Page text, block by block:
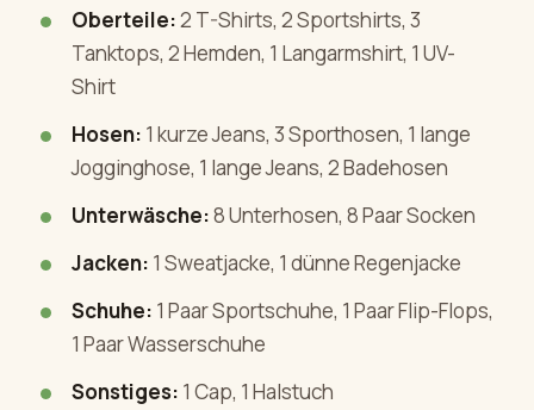
Oberteile:2 T-Shirts, 2 Sportshirts, 3
Tanktops, 2 Hemden, 1 Langarmshirt, 1 UV-
Shirt
Hosen: 1 kurze Jeans, 3 Sporthosen, 1 lange
Jogginghose, 1 lange Jeans, 2 Badehosen
Unterwäsche:8 Unterhosen, 8 Paar Socken
Jacken: 1 Sweatjacke, 1 dünne Regenjacke
Schuhe: 1 Paar Sportschuhe, 1 Paar Flip-Flops,
1 Paar Wasserschuhe
Sonstiges: 1 Cap, 1 Halstuch